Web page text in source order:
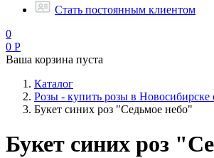
Стать постоянным клиентом
0
0 Р
Ваша корзина пуста
Каталог
Розы - купить розы в Новосибирске
Букет синих роз "Седьмое небо"
Букет синих роз